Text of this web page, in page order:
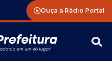
Ouça a Rádio Portal